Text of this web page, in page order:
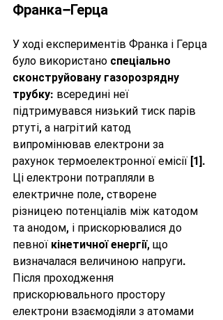
Франка–Герца
У ході експериментів Франка і Герца
було використано спеціально
сконструйовану газорозрядну
трубку: всередині неї
підтримувався низький тиск парів
ртуті, а нагрітий катод
випромінював електрони за
рахунок термоелектронної емісії [1].
Ці електрони потрапляли в
електричне поле, створене
різницею потенціалів між катодом
та анодом, і прискорювалися до
певної кінетичної енергії, що
визначалася величиною напруги.
Після проходження
прискорювального простору
електрони взаємодіяли з атомами